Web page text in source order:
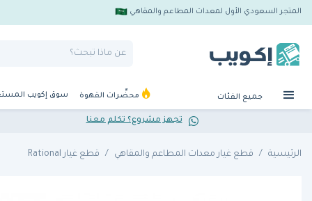
المتجر السعودي الأول لمعدات المطاعم والمقاهي
جميع الفئات محضِّرات القهوة سوق إكويب
تجهز مشروع؟ تكلم معنا
الرئيسية قطع غيار معدات المطاعم والمقاهي قطع غيار Rational